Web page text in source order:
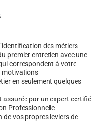
des métiers
premier entretien avec une
correspondent à votre
motivations
en seulement quelques
assurée par un expert certifié
Professionnelle
de vos propres leviers de